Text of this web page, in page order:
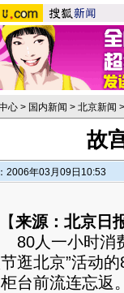
心 > 国内新闻 > 北京新闻 >
故
2006年03月09日10:53
【来源：北京日
人一小时消
逛北京”活动
台前流连忘